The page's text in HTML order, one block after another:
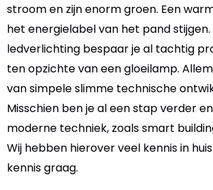
stroom en zijn enorm groen. Een
het energielabel van het pand
ledverlichting bespaar je al tachtig
ten opzichte van een gloeilamp.
van simpele slimme technische
Misschien ben je al een stap verder
moderne techniek, zoals smart
Wij hebben hierover veel kennis in
kennis graag.